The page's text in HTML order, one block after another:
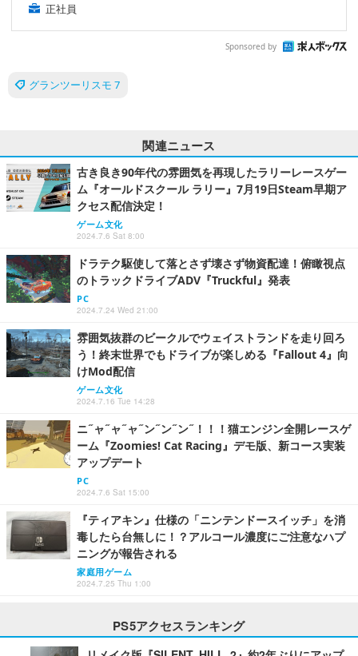
正社員
Sponsored by
グランツーリスモ 7
関連ニュース
古き良き90年代の雰囲気を再現したラリーレースゲー
ム『オールドスクール ラリー』7月19日Steam早期ア
クセス配信決定！
ゲーム文化
2024.7.6 Sat 8:00
ドラテク駆使して落とさず壊さず物資配達！俯瞰視点
のトラックドライブADV『Truckful』発表
PC
2024.7.24 Wed 21:00
雰囲気抜群のビークルでウェイストランドを走り回ろ
う！終末世界でもドライブが楽しめる『Fallout 4』向
けMod配信
ゲーム文化
2024.7.16 Tue 14:28
ニ˝ャ˝ャ˝ャ˝ン˝ン˝ン˝！！！猫エンジン全開レースゲ
ーム『Zoomies! Cat Racing』デモ版、新コース実装
アップデート
PC
2024.7.6 Sat 15:00
『ティアキン』仕様の「ニンテンドースイッチ」を消
毒したら台無しに！？アルコール濃度にご注意なハプ
ニングが報告される
家庭用ゲーム
2024.7.25 Thu 1:00
PS5アクセスランキング